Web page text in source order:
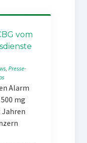
vom
, Presse-
Alarm
500 mg